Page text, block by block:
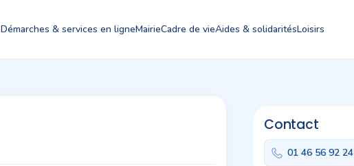
Démarches & services en ligneMairieCadre de vieAides & solidaritésLoisirs
Contact
01 46 56 92 24